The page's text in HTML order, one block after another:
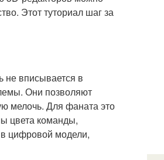
Этот туториал шаг за
не вписывается в
Они позволяют
мелочь. Для фаната это
цвета команды,
цифровой модели,